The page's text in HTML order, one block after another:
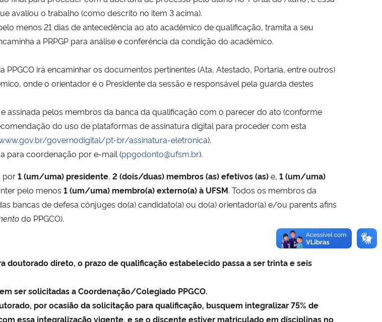
avaliou o trabalho (como descrito no item 3 acima).
menos 21 dias de antecedência ao ato acadêmico de qualificação, tramita a seu
a PRPGP para análise e conferência da condição do acadêmico.
irá encaminhar os documentos pertinentes (Ata, Atestado, Portaria, entre outros)
onde o orientador é o Presidente da sessão e responsável pela guarda destes
assinada pelos membros da banca da qualificação com o parecer do ato (conforme
do uso de plataformas de assinatura digital para proceder com esta
governodigital/pt-br/assinatura-eletronica).
para coordenação por e-mail (ppgodonto@ufsm.br).
por1 (um/uma) presidente, 2 (dois/duas) membros (as) efetivos (as)e, 1 (um/uma)
pelo menos 1 (um/uma) membro(a) externo(a) à UFSM. Todos os membros da
bancas de defesa cônjuges do(a) candidato(a) ou do(a) orientador(a) e/ou parents afins
do PPGCO).
doutorado direto, o prazo de qualificação estabelecido passa a ser trinta e seis
ser solicitadas a Coordenação/Colegiado PPGCO.
por ocasião da solicitação para qualificação, busquem integralizar 75% de
essa integralização vigente, e se o discente estiver matriculado em disciplinas no